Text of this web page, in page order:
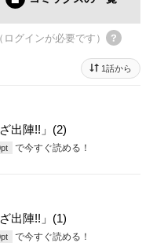
グインが必要です）
1話から
出陣!!」(2)
pt で今すぐ読める！
出陣!!」(1)
pt で今すぐ読める！